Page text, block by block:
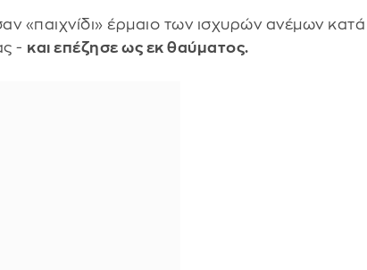
«παιχνίδι» έρμαιο των ισχυρών ανέμων κατά
- και επέζησε ως εκ θαύματος.